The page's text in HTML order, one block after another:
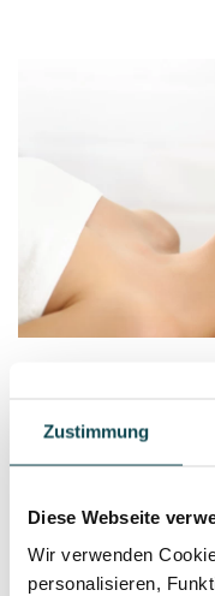
Zustimmung
Diese Webseite
Wir verwenden
personalisieren,